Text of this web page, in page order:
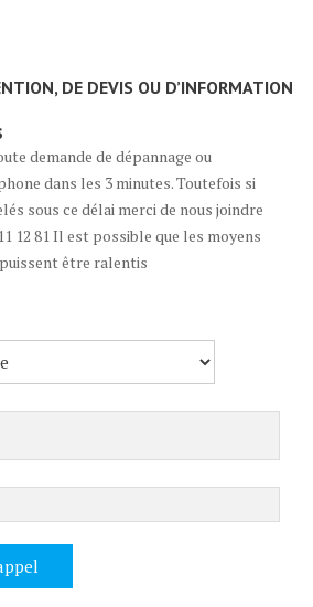
DE DEVIS OU D’INFORMATION
demande de dépannage ou
dans les 3 minutes. Toutefois si
sous ce délai merci de nous joindre
12 81 Il est possible que les moyens
être ralentis